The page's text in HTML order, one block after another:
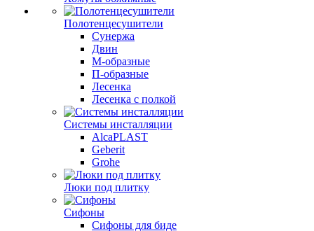
Полотенцесушители
Сунержа
Двин
М-образные
П-образные
Лесенка
Лесенка с полкой
Системы инсталляции
AlcaPLAST
Geberit
Grohe
Люки под плитку
Сифоны
Сифoны для биде